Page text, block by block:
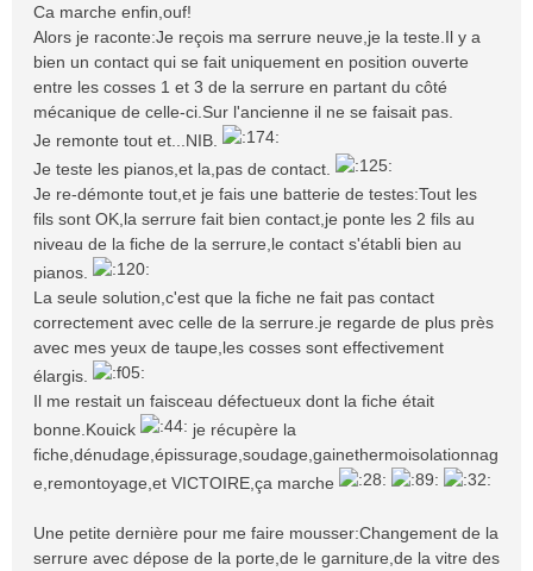
a
g
e
Ca marche enfin,ouf!
Alors je raconte:Je reçois ma serrure neuve,je la teste.Il y a
bien un contact qui se fait uniquement en position ouverte
entre les cosses 1 et 3 de la serrure en partant du côté
mécanique de celle-ci.Sur l'ancienne il ne se faisait pas.
Je remonte tout et...NIB.
Je teste les pianos,et la,pas de contact.
Je re-démonte tout,et je fais une batterie de testes:Tout les
fils sont OK,la serrure fait bien contact,je ponte les 2 fils au
niveau de la fiche de la serrure,le contact s'établi bien au
pianos.
La seule solution,c'est que la fiche ne fait pas contact
correctement avec celle de la serrure.je regarde de plus près
avec mes yeux de taupe,les cosses sont effectivement
élargis.
Il me restait un faisceau défectueux dont la fiche était
bonne.Kouick
je récupère la
fiche,dénudage,épissurage,soudage,gainethermoisolationnag
e,remontoyage,et VICTOIRE,ça marche
Une petite dernière pour me faire mousser:Changement de la
serrure avec dépose de la porte,de le garniture,de la vitre des